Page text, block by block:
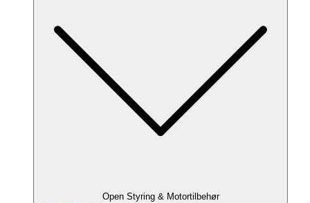
Open Styring & Motortilbehør